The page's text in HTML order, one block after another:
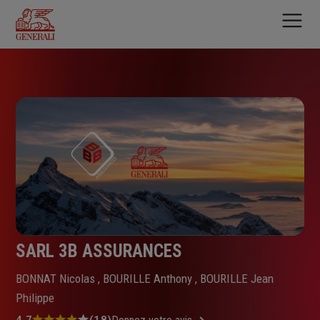
contenu
principal
SARL 3B ASSURANCES
BONNAT Nicolas , BOURILLE Anthony , BOURILLE Jean
Philippe